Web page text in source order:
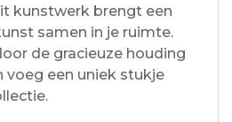
kunstwerk brengt een
samen in je ruimte.
de gracieuze houding
voeg een uniek stukje